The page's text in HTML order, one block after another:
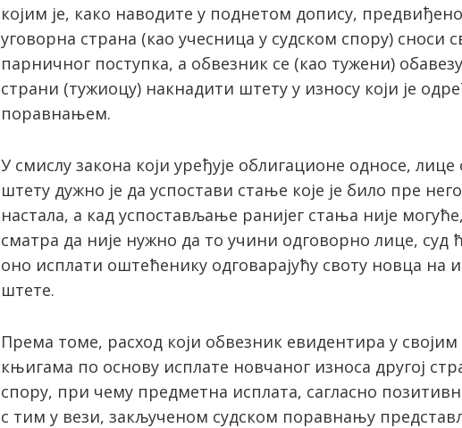
којим је, како наводите у поднетом допису,
уговорна страна (као учесница у судском спору) сноси
парничног поступка, а обвезник се (као тужени)
страни (тужиоцу) накнадити штету у износу који је
поравнањем.
У смислу закона који уређује облигационе односе,
штету дужно је да успостави стање које је било пре
настала, а кад успостављање ранијег стања није
сматра да није нужно да то учини одговорно лице, суд
оно исплати оштећенику одговарајућу своту новца на
штете.
Према томе, расход који обвезник евидентира у
књигама по основу исплате новчаног износа другој
спору, при чему предметна исплата, сагласно
с тим у вези, закљученом судском поравнању